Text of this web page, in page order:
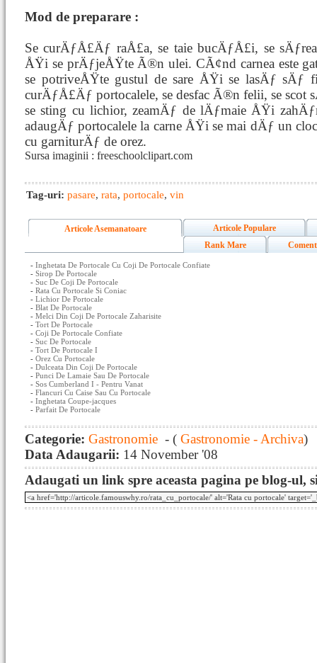
Mod de preparare :
Se curÄƒÅ£Äƒ raÅ£a, se taie bucÄƒÅ£i, se
ÅŸi se prÄƒjeÅŸte Ã®n ulei. CÃ¢nd carnea este
se potriveÅŸte gustul de sare ÅŸi se lasÄƒ sÄƒ
curÄƒÅ£Äƒ portocalele, se desfac Ã®n felii, se scot
se sting cu lichior, zeamÄƒ de lÄƒmaie ÅŸi
adaugÄƒ portocalele la carne ÅŸi se mai dÄƒ un
cu garniturÄƒ de orez.
Sursa imaginii : freeschoolclipart.com
Tag-uri: pasare, rata, portocale, vin
Articole Asemanatoare
Articole Populare
Rank Mare
- Inghetata De Portocale Cu Coji De Portocale Confiate
- Sirop De Portocale
- Suc De Coji De Portocale
- Rata Cu Portocale Si Coniac
- Lichior De Portocale
- Blat De Portocale
- Melci Din Coji De Portocale Zaharisite
- Tort De Portocale
- Coji De Portocale Confiate
- Suc De Portocale
- Tort De Portocale I
- Orez Cu Portocale
- Dulceata Din Coji De Portocale
- Punci De Lamaie Sau De Portocale
- Sos Cumberland I - Pentru Vanat
- Flancuri Cu Caise Sau Cu Portocale
- Inghetata Coupe-jacques
- Parfait De Portocale
Categorie: Gastronomie - ( Gastronomie - Archiva)
Data Adaugarii: 14 November '08
Adaugati un link spre aceasta pagina pe blog-ul,